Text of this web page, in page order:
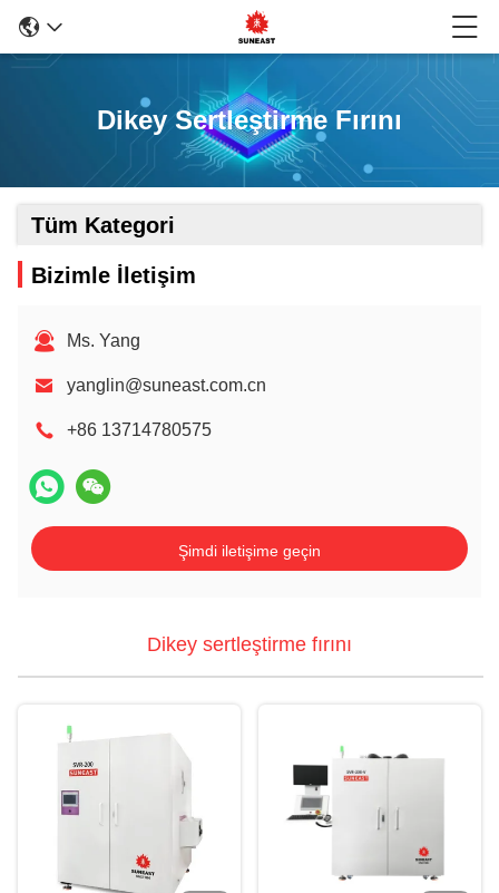
Dikey Sertleştirme Fırını
Tüm Kategori
Bizimle İletişim
Ms. Yang
yanglin@suneast.com.cn
+86 13714780575
Şimdi iletişime geçin
Dikey sertleştirme fırını